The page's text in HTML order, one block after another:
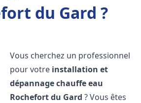
du Gard ?
Vous cherchez un professionnel
pour votre installation et
dépannage chauffe eau
Rochefort du Gard ? Vous êtes